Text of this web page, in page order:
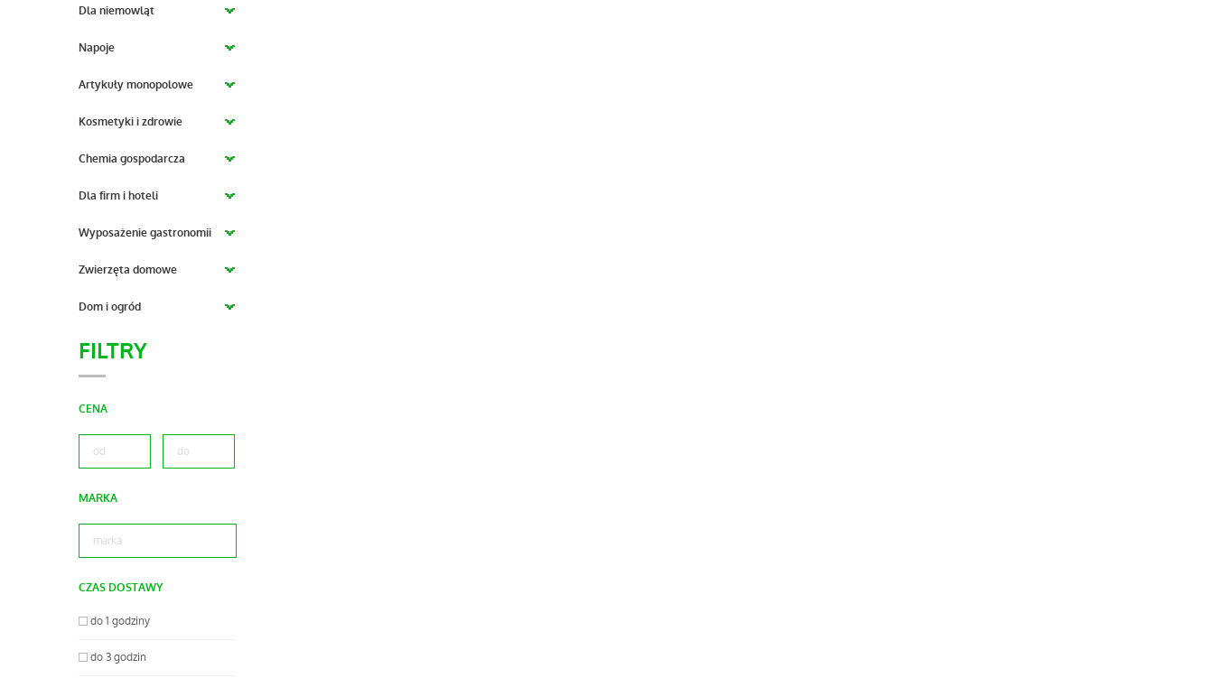
Dla niemowląt
Napoje
Artykuły monopolowe
Kosmetyki i zdrowie
Chemia gospodarcza
Dla firm i hoteli
Wyposażenie gastronomii
Zwierzęta domowe
Dom i ogród
FILTRY
CENA
MARKA
CZAS DOSTAWY
do 1 godziny
do 3 godzin